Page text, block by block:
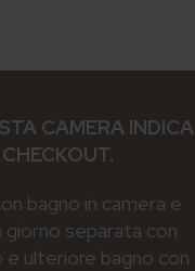
CAMERA INDICA
bagno in camera e
giorno separata con
ulteriore bagno con